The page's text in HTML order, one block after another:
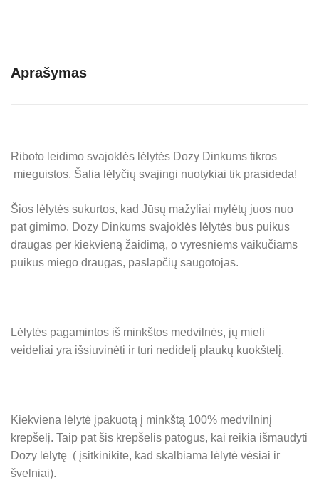
Aprašymas
Riboto leidimo svajoklės lėlytės Dozy Dinkums tikros
mieguistos. Šalia lėlyčių svajingi nuotykiai tik prasideda!
Šios lėlytės sukurtos, kad Jūsų mažyliai mylėtų juos nuo
pat gimimo. Dozy Dinkums svajoklės lėlytės bus puikus
draugas per kiekvieną žaidimą, o vyresniems vaikučiams
puikus miego draugas, paslapčių saugotojas.
Lėlytės pagamintos iš minkštos medvilnės, jų mieli
veideliai yra išsiuvinėti ir turi nedidelį plaukų kuokštelį.
Kiekviena lėlytė įpakuotą į minkštą 100% medvilninį
krepšelį. Taip pat šis krepšelis patogus, kai reikia išmaudyti
Dozy lėlytę ( įsitkinikite, kad skalbiama lėlytė vėsiai ir
švelniai).